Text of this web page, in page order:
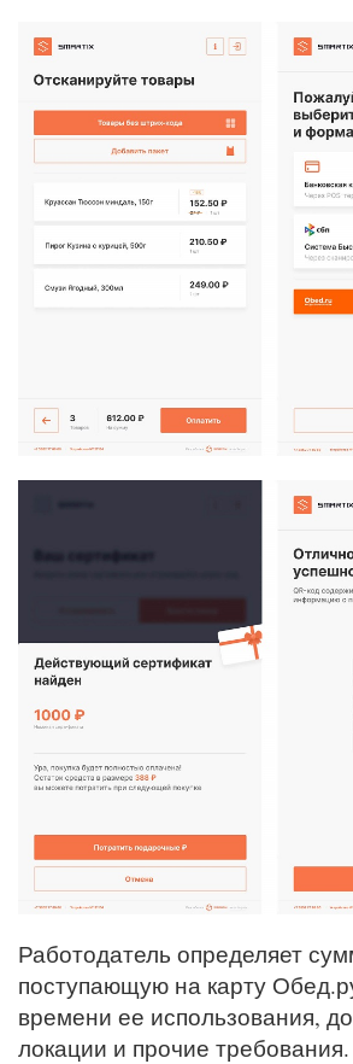
Работодатель определяет
поступающую на карту
времени ее использования,
локации и прочие требования.